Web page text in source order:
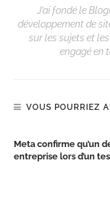
J’ai fondé le
développement de
sur les sujets et
engagé en
VOUS POURRIEZ
Meta confirme qu’un
entreprise lors d’un